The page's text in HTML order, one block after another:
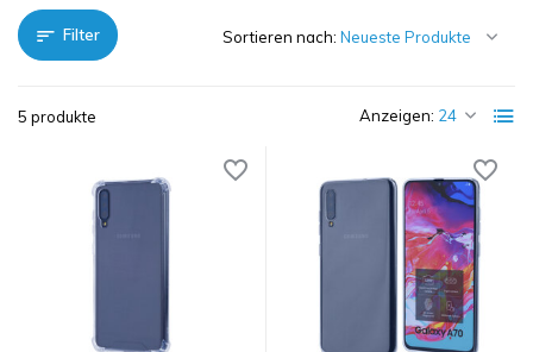
Filter
5 produkte Anzeigen:
Sortieren nach: